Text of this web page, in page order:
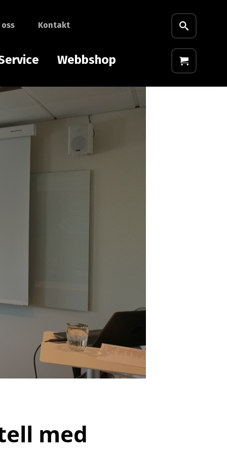
Kontakt
Webbshop
med